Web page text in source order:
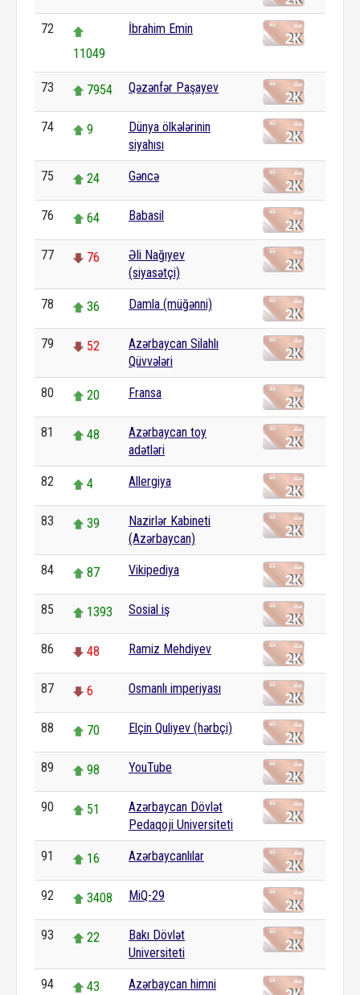
72
11049
İbrahim Emin
73 7954 Qəzənfər Paşayev
74 9
Dünya ölkələrinin
siyahısı
75 24 Gəncə
76 64 Babasil
77 76
Əli Nağıyev
(siyasətçi)
78 36 Damla (müğənni)
79 52
Azərbaycan Silahlı
Qüvvələri
80 20 Fransa
81 48
Azərbaycan toy
adətləri
82 4 Allergiya
83 39
Nazirlər Kabineti
(Azərbaycan)
84 87 Vikipediya
85 1393 Sosial iş
86 48 Ramiz Mehdiyev
87 6 Osmanlı imperiyası
88 70 Elçin Quliyev (hərbçi)
89 98 YouTube
90 51
Azərbaycan Dövlət
Pedaqoji Universiteti
91 16 Azərbaycanlılar
92 3408 MiQ-29
93 22
Bakı Dövlət
Universiteti
94 43 Azərbaycan himni